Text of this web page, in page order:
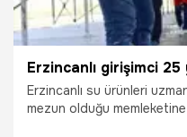
Erzincanlı su ürünleri
mezun olduğu